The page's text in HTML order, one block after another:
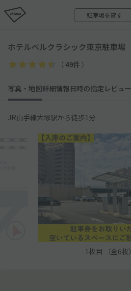
駐車場を貸す
ホテルベルクラシック東京駐車場
（ 49件 ）
写真・地図詳細情報日時の指定 レビュー
JR山手線大塚駅から徒歩1分
1 枚目 （全6枚）